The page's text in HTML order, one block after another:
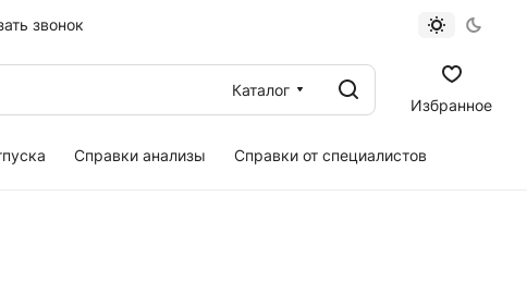
звонок
Каталог
Избранное
Справки анализы Справки от специалистов